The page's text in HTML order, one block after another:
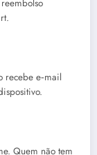
recebe e‑mail
Quem não tem